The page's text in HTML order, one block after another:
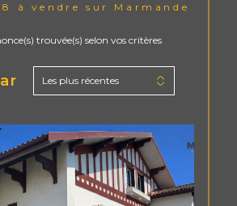
à vendre sur Marmande
trouvée(s) selon vos critères
Les plus récentes